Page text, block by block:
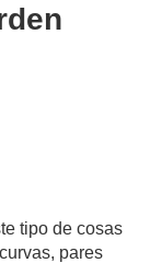
tipo de cosas
pares